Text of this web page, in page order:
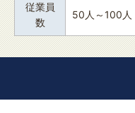
従業員
数
50人～100人